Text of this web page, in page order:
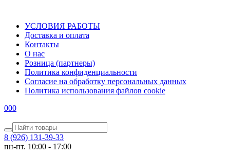
УСЛОВИЯ РАБОТЫ
Доставка и оплата
Контакты
О наc
Розница (партнеры)
Политика конфиденциальности
Согласие на обработку персональных данных
Политика использования файлов сookie
000
8 (926) 131-39-33
пн-пт. 10:00 - 17:00